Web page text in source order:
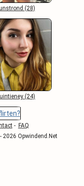
(28)
(24)
- FAQ
2026 Opwindend.Net